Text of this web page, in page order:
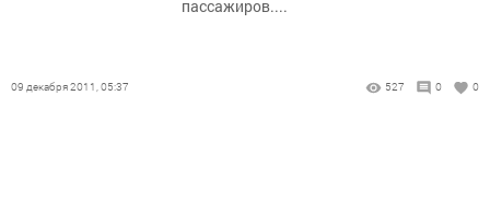
пассажиров....
09 декабря 2011, 05:37 527 0 0